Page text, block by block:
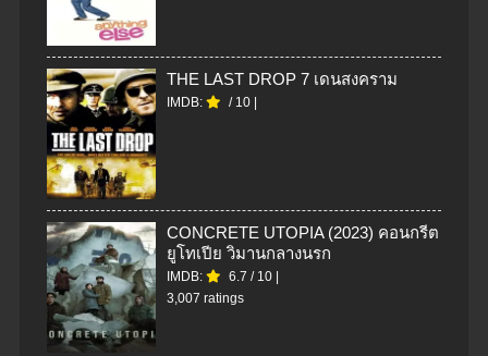
THE LAST DROP 7 เดนสงคราม
IMDB: / 10
CONCRETE UTOPIA (2023) คอนกรีต
ยูโทเปีย วิมานกลางนรก
IMDB: 6.7 / 10
3,007 ratings